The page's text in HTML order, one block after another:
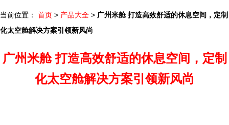
当前位置： 首页 > 产品大全 > 广州米舱 打造高效舒适的休息空间，定制
化太空舱解决方案引领新风尚
广州米舱 打造高效舒适的休息空间，定制
化太空舱解决方案引领新风尚